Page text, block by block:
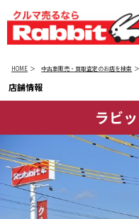
HOME 中古車販売・買取査定のお店を検索
店舗情報
ラビ